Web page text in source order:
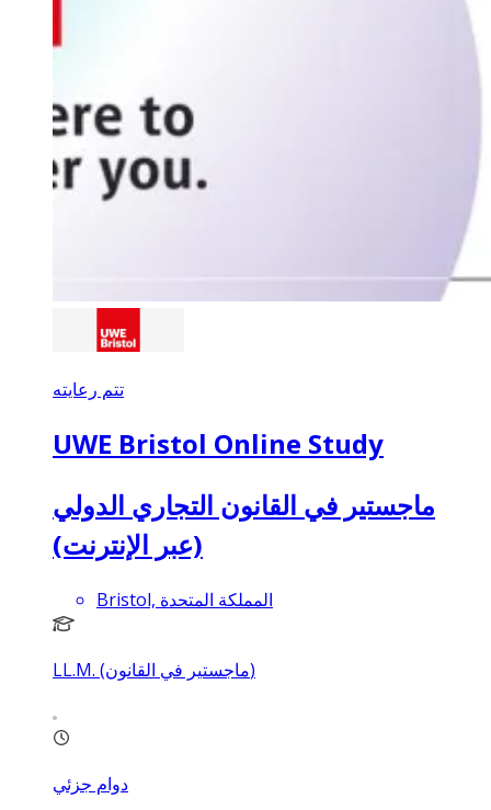
تتم رعايته
UWE Bristol Online Study
ماجستير في القانون التجاري الدولي
(عبر الإنترنت)
Bristol, المملكة المتحدة
LL.M. (ماجستير في القانون)
دوام جزئي